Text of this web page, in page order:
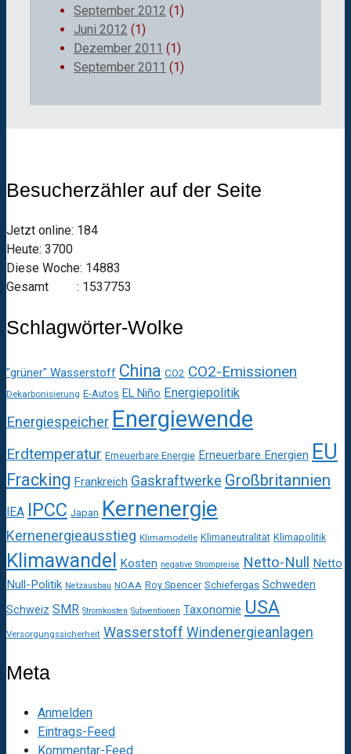
September 2012 (1)
Juni 2012 (1)
Dezember 2011 (1)
September 2011 (1)
Besucherzähler auf der Seite
Jetzt online: 184
Heute: 3700
Diese Woche: 14883
Gesamt : 1537753
Schlagwörter-Wolke
"grüner" Wasserstoff China CO2 CO2-Emissionen
Dekarbonisierung E-Autos EL Niño Energiepolitik
Energiespeicher Energiewende
Erdtemperatur Erneuerbare Energie Erneuerbare Energien EU
Fracking Frankreich Gaskraftwerke Großbritannien
IEA IPCC Japan Kernenergie
Kernenergieausstieg Klimamodelle Klimaneutralität Klimapolitik
Klimawandel Kosten negative Strompreise Netto-Null Netto
Null-Politik Netzausbau NOAA Roy Spencer Schiefergas Schweden
Schweiz SMR Stromkosten Subventionen Taxonomie USA
Versorgungssicherheit Wasserstoff Windenergieanlagen
Meta
Anmelden
Eintrags-Feed
Kommentar-Feed